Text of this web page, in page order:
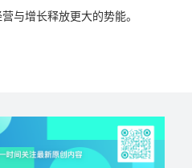
与增长释放更大的势能。